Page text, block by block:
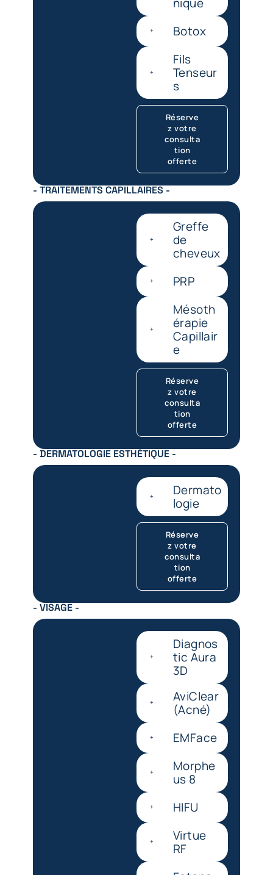
Botox
Fils
Tenseur
s
Réserve
z votre
consulta
tion
offerte
- TRAITEMENTS CAPILLAIRES -
Greffe
de
cheveux
PRP
Mésoth
érapie
Capillair
e
Réserve
z votre
consulta
tion
offerte
- DERMATOLOGIE ESTHÉTIQUE -
Dermato
logie
Réserve
z votre
consulta
tion
offerte
- VISAGE -
Diagnos
tic Aura
3D
AviClear
(Acné)
EMFace
Morphe
us 8
HIFU
Virtue
RF